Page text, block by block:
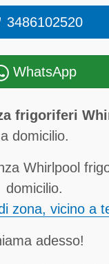
3486102520
WhatsApp
frigoriferi
a domicilio.
Whirlpool
domicilio.
zona, vicino a
adesso!